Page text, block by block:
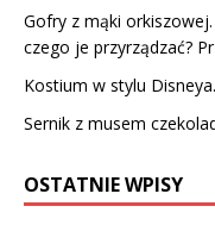
Gofry z mąki
czego je przyrządzać?
Kostium w stylu
Sernik z musem
OSTATNIE WPISY